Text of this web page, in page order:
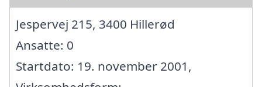
Jespervej 215, 3400 Hillerød
Ansatte: 0
Startdato: 19. november 2001,